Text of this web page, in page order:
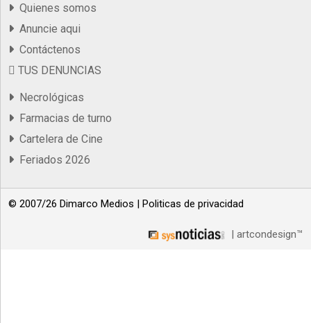
Quienes somos
Anuncie aqui
Contáctenos
TUS DENUNCIAS
Necrológicas
Farmacias de turno
Cartelera de Cine
Feriados 2026
© 2007/26 Dimarco Medios | Politicas de privacidad
| artcondesign™